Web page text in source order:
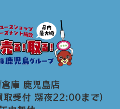
庫 鹿児島店
受付 深夜22:00まで）